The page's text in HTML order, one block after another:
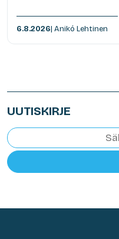
6.8.2026| Anikó Lehtinen
UUTISKIRJE